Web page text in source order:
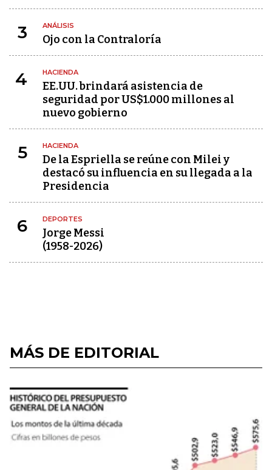
3 ANÁLISIS
Ojo con la Contraloría
4 HACIENDA
EE.UU. brindará asistencia de
seguridad por US$1.000 millones al
nuevo gobierno
5 HACIENDA
De la Espriella se reúne con Milei y
destacó su influencia en su llegada a la
Presidencia
6 DEPORTES
Jorge Messi
(1958-2026)
MÁS DE EDITORIAL